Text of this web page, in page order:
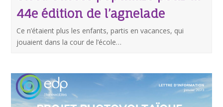
44e édition de l’agnelade
Ce n’étaient plus les enfants, partis en vacances, qui
jouaient dans la cour de l’école…